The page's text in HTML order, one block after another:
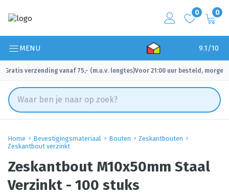
0 0
MENU 9.1/10
Gratis verzending vanaf 75,- (m.u.v. lengtes)
✓ Voor 21:00 uur besteld, morgen
Home Bevestigingsmateriaal Bouten
Zeskantbouten
Zeskantbout verzinkt
Zeskantbout M10x50mm Staal
Verzinkt - 100 stuks